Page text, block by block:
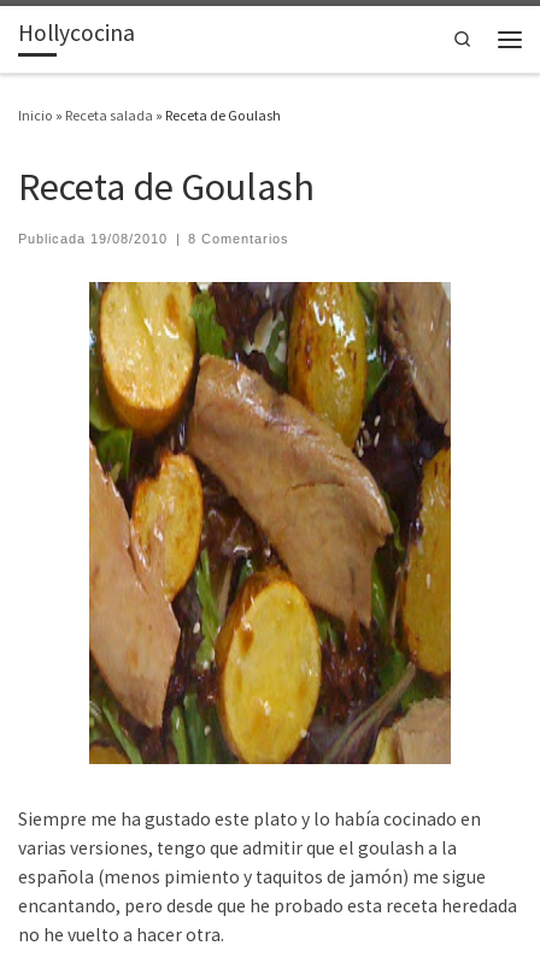
Saltar al contenido
Hollycocina
Search
Inicio » Receta salada » Receta de Goulash
Receta de Goulash
Publicada 19/08/2010 8 Comentarios
Siempre me ha gustado este plato y lo había cocinado en
varias versiones, tengo que admitir que el goulash a la
española (menos pimiento y taquitos de jamón) me sigue
encantando, pero desde que he probado esta receta heredada
no he vuelto a hacer otra.